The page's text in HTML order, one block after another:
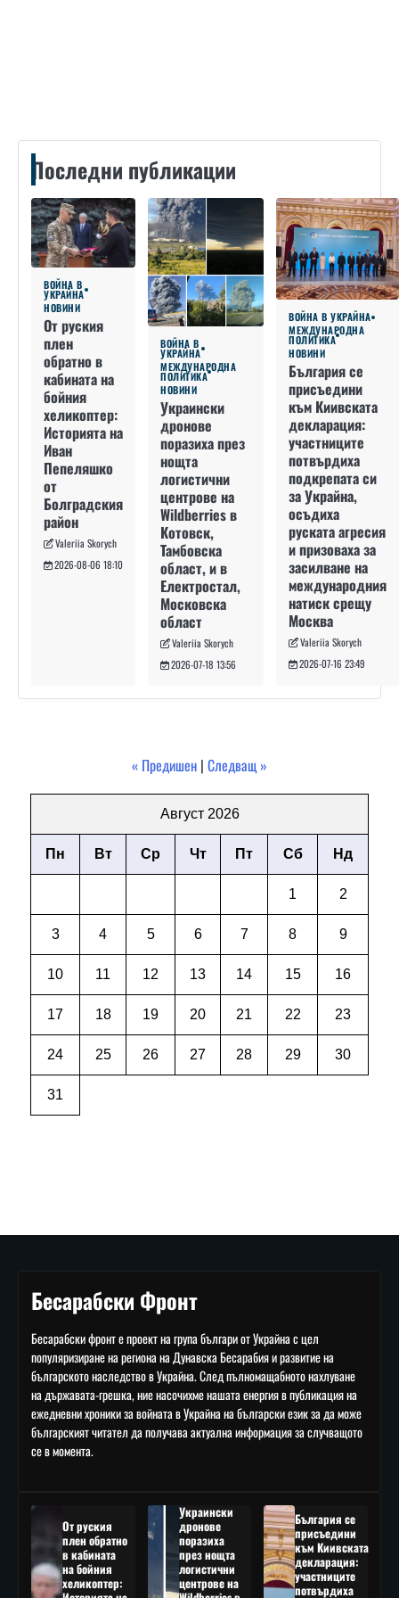
Последни публикации
ВОЙНА В
УКРАЙНА
НОВИНИ
От руския
плен
обратно в
кабината на
бойния
хеликоптер:
Историята на
Иван
Пепеляшко
от
Болградския
район
Valeriia Skorych
2026-08-06 18:10
ВОЙНА В
УКРАЙНА
МЕЖДУНАРОДНА
ПОЛИТИКА
НОВИНИ
Украински
дронове
поразиха през
нощта
логистични
центрове на
Wildberries в
Котовск,
Тамбовска
област, и в
Електростал,
Московска
област
Valeriia Skorych
2026-07-18 13:56
ВОЙНА В УКРАЙНА
МЕЖДУНАРОДНА
ПОЛИТИКА
НОВИНИ
България се
присъедини
към Киивската
декларация:
участниците
потвърдиха
подкрепата си
за Украйна,
осъдиха
руската агресия
и призоваха за
засилване на
международния
натиск срещу
Москва
Valeriia Skorych
2026-07-16 23:49
« Предишен | Следващ »
Август 2026
Пн Вт Ср Чт Пт Сб Нд
1 2
3 4 5 6 7 8 9
10 11 12 13 14 15 16
17 18 19 20 21 22 23
24 25 26 27 28 29 30
31
Бесарабски Фронт
Бесарабски фронт е проект на група българи от Украйна с цел
популяризиране на региона на Дунавска Бесарабия и развитие на
българското наследство в Украйна. След пълномащабното нахлуване
на държавата-грешка, ние насочихме нашата енергия в публикация на
ежедневни хроники за войната в Украйна на български език за да може
българският читател да получава актуална информация за случващото
се в момента.
От руския
плен обратно
в кабината
на бойния
хеликоптер:
Украински
дронове
поразиха
през нощта
логистични
центрове на
България се
присъедини
към Киивската
декларация:
участниците
потвърдиха